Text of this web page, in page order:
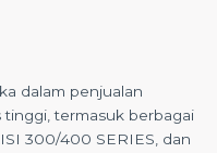
dalam penjualan
tinggi, termasuk berbagai
300/400 SERIES, dan